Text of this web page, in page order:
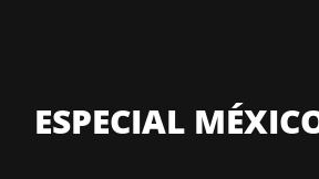
ESPECIAL